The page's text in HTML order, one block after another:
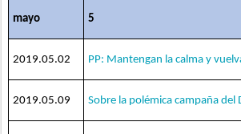
mayo 5
2019.05.02 PP: Mantengan la calma y
2019.05.09 Sobre la polémica campaña